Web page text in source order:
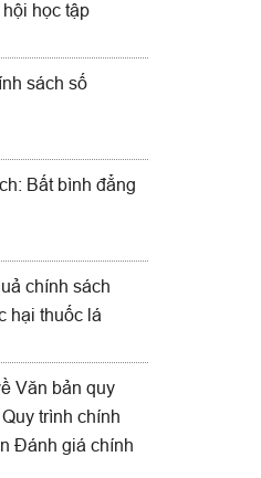
học tập
sách số
Bất bình đẳng
chính sách
hại thuốc lá
Văn bản quy
trình chính
Đánh giá chính